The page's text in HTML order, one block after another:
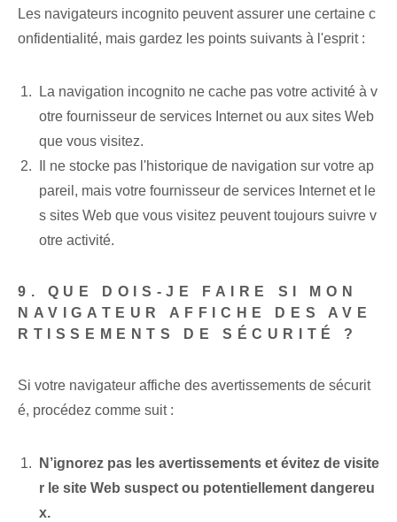
Les navigateurs incognito peuvent assurer une certaine c
onfidentialité, mais gardez les points suivants à l'esprit :
La navigation incognito ne cache pas votre activité à v
otre fournisseur de services Internet ou aux sites Web
que vous visitez.
Il ne stocke pas l'historique de navigation sur votre ap
pareil, mais votre fournisseur de services Internet et le
s sites Web que vous visitez peuvent toujours suivre v
otre activité.
9. QUE DOIS-JE FAIRE SI MON
NAVIGATEUR AFFICHE DES AVE
RTISSEMENTS DE SÉCURITÉ ?
Si votre navigateur affiche des avertissements de sécurit
é, procédez comme suit :
N’ignorez pas les avertissements et évitez de visite
r le site Web suspect ou potentiellement dangereu
x.